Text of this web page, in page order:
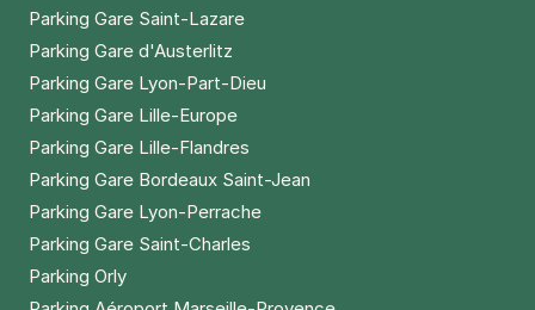
+ Abonnements disponibles
Paris - Ourcq - Laumière
9 Passage de Thionville
75019Paris
4,1(283 avis)
2,50 € /heure ,22 €/jour,61 €/semaine
Réserver
Parking Gare Saint-Lazare
Parking Gare d'Austerlitz
Parking Gare Lyon-Part-Dieu
Parking Gare Lille-Europe
Parking Gare Lille-Flandres
Parking Gare Bordeaux Saint-Jean
Parking Gare Lyon-Perrache
Parking Gare Saint-Charles
Parking Orly